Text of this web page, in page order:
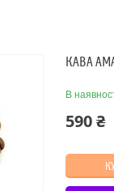
КАВА
В
590 ₴